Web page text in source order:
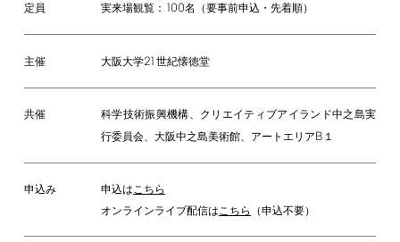
定員 実来場観覧： 100名（要事前申込・先着順）
主催 大阪大学21 世紀懐徳堂
共催
科学技術振興機構、クリエイティブアイランド中之島実
行委員会、大阪中之島美術館、アートエリアB １
申込み 申込はこちら
オンラインライブ配信はこちら （申込不要）